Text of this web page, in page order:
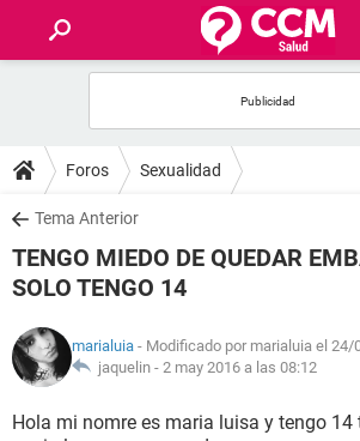
FOROS
SALUD
FAMILIA
NUTRICIÓN
Foros Sexualidad
Tema Anterior
TENGO MIEDO DE QUEDAR
SOLO TENGO 14
marialuia - Modificado por marialuia el 24/
jaquelin - 2 may 2016 a las 08:12
Hola mi nomre es maria luisa y tengo 14